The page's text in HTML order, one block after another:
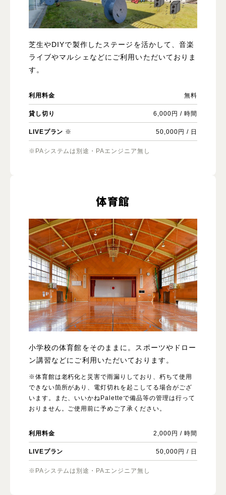
芝生やDIYで製作したステージを活かして、音楽
ライブやマルシェなどにご利用いただいておりま
す。
利用料金 無料
貸し切り 6,000円 / 時間
LIVEプラン ※ 50,000円 / 日
※PAシステムは別途・PAエンジニア無し
体育館
小学校の体育館をそのままに。スポーツやドロー
ン講習などにご利用いただいております。
※体育館は老朽化と災害で雨漏りしており、朽ちて使用
できない箇所があり、電灯切れを起こしてる場合がござ
います。また、いいかねPaletteで備品等の管理は行って
おりません。ご使用前に予めご了承ください。
利用料金 2,000円 / 時間
LIVEプラン 50,000円 / 日
※PAシステムは別途・PAエンジニア無し